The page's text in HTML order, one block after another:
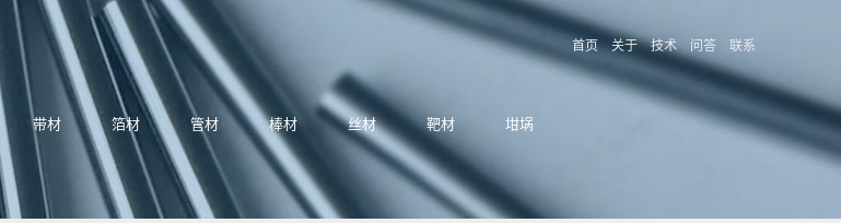
首页 关于 技术 问答 联系
带材 箔材 管材 棒材 丝材 靶材 坩埚